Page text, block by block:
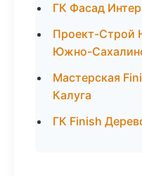
ГК Фасад
Проект-Строй
Южно-
Мастерская
Калуга
ГК Finish